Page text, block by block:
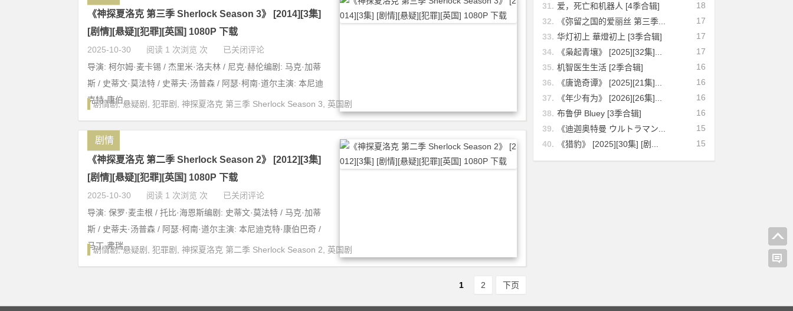
《神探夏洛克 第三季 Sherlock Season 3》 [2014][3集]
[剧情][悬疑][犯罪][英国] 1080P 下载
2025-10-30 阅读 1 次浏览 次 已关闭评论
导演: 柯尔姆·麦卡锡 / 杰里米·洛夫林 / 尼克·赫伦编剧: 马克·加蒂
斯 / 史蒂文·莫法特 / 史蒂夫·汤普森 / 阿瑟·柯南·道尔主演: 本尼迪
克特·康伯...
剧情剧,悬疑剧 犯罪剧 神探夏洛克 第三季 Sherlock Season 3 英国剧
《神探夏洛克 第二季 Sherlock Season 2》 [2012][3集]
[剧情][悬疑][犯罪][英国] 1080P 下载
2025-10-30 阅读 1 次浏览 次 已关闭评论
剧情
导演: 保罗·麦圭根 / 托比·海恩斯编剧: 史蒂文·莫法特 / 马克·加蒂
斯 / 史蒂夫·汤普森 / 阿瑟·柯南·道尔主演: 本尼迪克特·康伯巴奇 /
马丁·弗瑞...
剧情剧,悬疑剧 犯罪剧 神探夏洛克 第二季 Sherlock Season 2 英国剧
1 2 下页
18
31. 爱，死亡和机器人 [4季合辑]
17
32.
《弥留之国的爱丽丝 第三季...
17
33. 华灯初上 華燈初上 [3季合辑]
17
34.
《枭起青壤》 [2025][32集]...
16
35. 机智医生生活 [2季合辑]
16
36.
《唐诡奇谭》 [2025][21集]...
16
37.
《年少有为》 [2026][26集]...
16
38. 布鲁伊 Bluey [3季合辑]
15
39.
《迪迦奥特曼 ウルトラマン...
15
40. 《猎豹》 [2025][30集] [剧...